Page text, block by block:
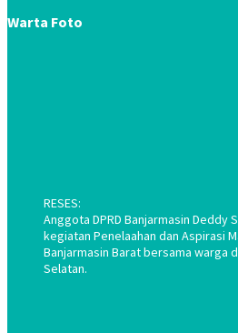
Warta Foto
RESES:
Anggota DPRD Banjarmasin Deddy
kegiatan Penelaahan dan Aspirasi
Banjarmasin Barat bersama warga
Selatan.